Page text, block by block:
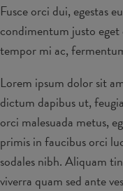
Fusce orci dui, egestas
condimentum justo
tempor mi ac, fermentum
Lorem ipsum dolor sit
dictum dapibus ut,
orci malesuada metus,
primis in faucibus orci
sodales nibh. Aliquam
viverra quam sed ante